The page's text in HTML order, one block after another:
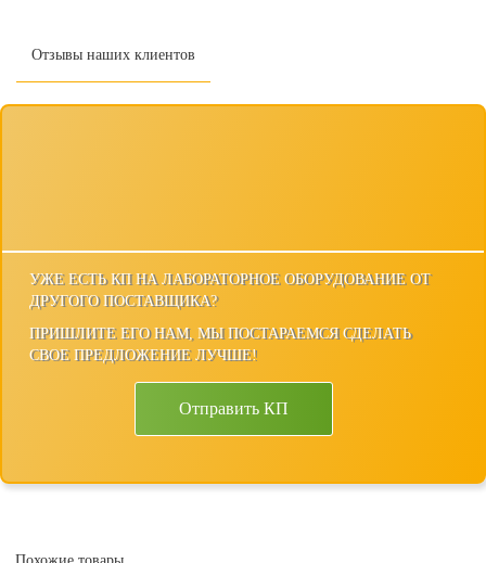
УЖЕ ЕСТЬ КП НА ЛАБОРАТОРНОЕ ОБОРУДОВАНИЕ ОТ
ДРУГОГО ПОСТАВЩИКА?
ПРИШЛИТЕ ЕГО НАМ, МЫ ПОСТАРАЕМСЯ СДЕЛАТЬ
СВОЕ ПРЕДЛОЖЕНИЕ ЛУЧШЕ!
Отправить КП
Отзывы наших клиентов